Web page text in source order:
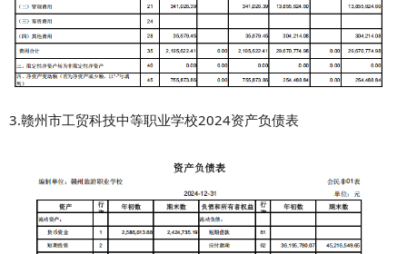
3.赣州市工贸科技中等职业学校2024资产负债表